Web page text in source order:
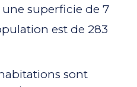
une superficie de 7
est de 283
sont